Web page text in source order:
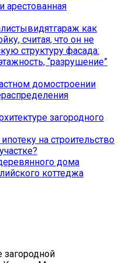
арестованная
как
считая, что он не
структуру фасада:
“разрушение”
домостроении
загородного
на строительство
дома
коттеджа